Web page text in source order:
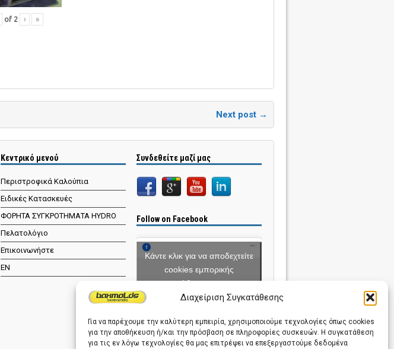
Διαχείριση Συγκατάθεσης
Για να παρέχουμε την καλύτερη εμπειρία, χρησιμοποιούμε τεχνολογίες όπως cookies
για την αποθήκευση ή/και την πρόσβαση σε πληροφορίες συσκευών. Η συγκατάθεση
για τις εν λόγω τεχνολογίες θα μας επιτρέψει να επεξεργαστούμε δεδομένα
of 2 › »
Next post →
Κεντρικό μενού
Περιστροφικά Καλούπια
Ειδικές Κατασκευές
ΦΟΡΗΤΑ ΣΥΓΚΡΟΤΗΜΑΤΑ HYDRO
Πελατολόγιο
Επικοινωνήστε
EN
Συνδεθείτε μαζί μας
Follow on Facebook
Κάντε κλικ για να αποδεχτείτε
cookies εμπορικής
προώθησης και να
ενεργοποιήσετε αυτό το